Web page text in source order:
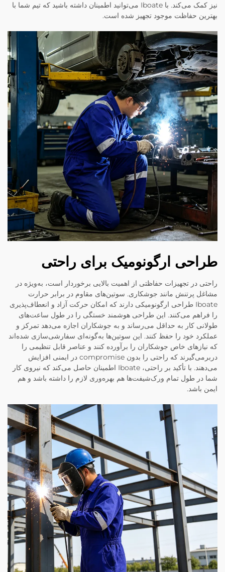
نیز کمک می‌کند. با Iboate می‌توانید اطمینان داشته باشید که تیم شما با
بهترین حفاظت موجود تجهیز شده است.
طراحی ارگونومیک برای راحتی
راحتی در تجهیزات حفاظتی از اهمیت بالایی برخوردار است، به‌ویژه در
مشاغل پرتنش مانند جوشکاری. سوتین‌های مقاوم در برابر حرارت
Iboate طراحی ارگونومیکی دارند که امکان حرکت آزاد و انعطاف‌پذیری
را فراهم می‌کنند. این طراحی هوشمند خستگی را در طول ساعت‌های
طولانی کار به حداقل می‌رساند و به جوشکاران اجازه می‌دهد تمرکز و
عملکرد خود را حفظ کنند. این سوتین‌ها به‌گونه‌ای سفارشی‌سازی شده‌اند
که نیازهای خاص جوشکاران را برآورده کنند و عناصر قابل تنظیمی را
دربرمی‌گیرند که راحتی را بدون compromise در ایمنی افزایش
می‌دهند. با تأکید بر راحتی، Iboate اطمینان حاصل می‌کند که نیروی کار
شما در طول تمام ورک‌شیفت‌ها هم بهره‌وری لازم را داشته باشد و هم
ایمن باشد.